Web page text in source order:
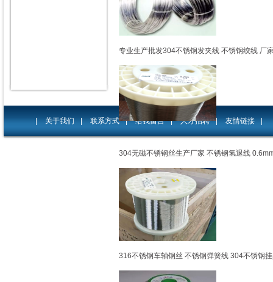
专业生产批发304不锈钢发夹线 不锈钢绞线 厂
304无磁不锈钢丝生产厂家 不锈钢氢退线
316不锈钢车轴钢丝 不锈钢弹簧线 304不锈钢
| 关于我们 | 联系方式 | 给我留言 | 人才招聘 | 友情链接 |